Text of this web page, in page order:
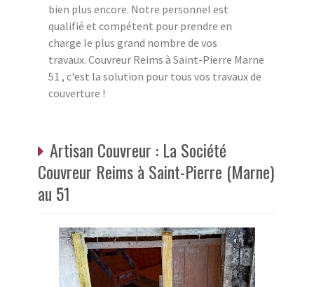
bien plus encore. Notre personnel est
qualifié et compétent pour prendre en
charge le plus grand nombre de vos
travaux. Couvreur Reims à Saint-Pierre Marne
51 , c'est la solution pour tous vos travaux de
couverture !
Artisan Couvreur : La Société
Couvreur Reims à Saint-Pierre (Marne)
au 51